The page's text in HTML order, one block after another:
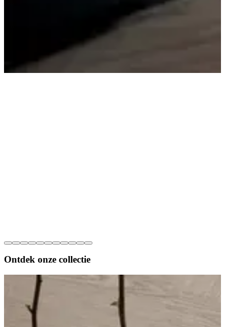
Ontdek onze collectie